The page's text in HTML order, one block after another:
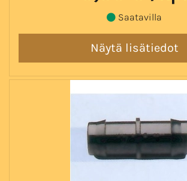
Saatavilla